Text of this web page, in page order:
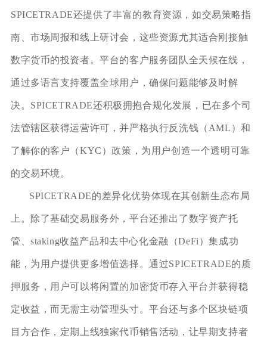
SPICETRADE还提供了丰富的教育资源，如交易策略指
南、市场周报和线上研讨会，这些资源尤其适合刚接触
数字货币的投资者。平台的客户服务团队全天候在线，
通过多语言支持覆盖全球用户，确保问题能够及时解
决。SPICETRADE还积极拥抱合规化发展，已在多个司
法管辖区获得运营许可，并严格执行反洗钱（AML）和
了解你的客户（KYC）政策，为用户创造一个透明可靠
的交易环境。
SPICETRADE的差异化优势体现在其创新生态布局
上。除了基础交易服务外，平台还推出了数字资产托
管、staking收益产品和去中心化金融（DeFi）集成功
能，为用户提供更多增值选择。通过SPICETRADE的质
押服务，用户可以将闲置的加密货币存入平台并获得稳
定收益，而无需主动管理头寸。平台还与多个区块链项
目方合作，定期上线独家代币销售活动，让早期支持者